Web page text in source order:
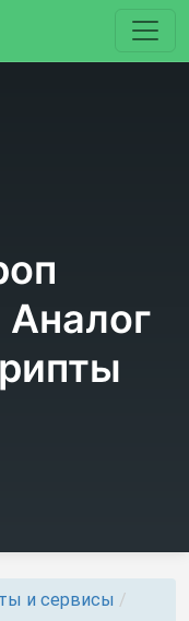
Аналог
и сервисы /